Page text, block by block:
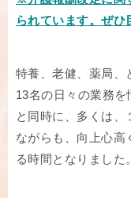
られています。ぜひ
特養、老健、薬局、
13名の日々の業務を
と同時に、多くは、
ながらも、向上心高
る時間となりました。